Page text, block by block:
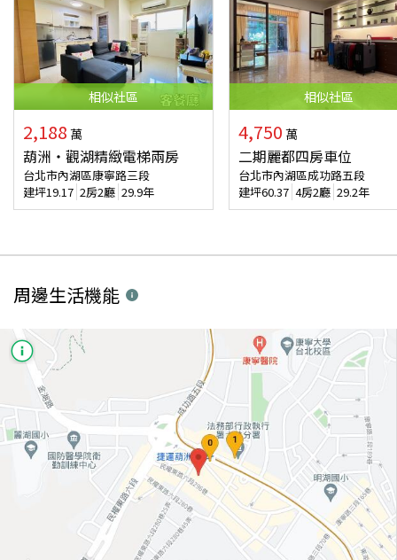
相似社區
2,188 萬
葫洲‧觀湖精緻電梯兩房
台北市內湖區康寧路三段
建坪19.17 2房2廳 29.9年
相似社區
4,750 萬
二期麗都四房車位
台北市內湖區成功路五段
建坪60.37 4房2廳 29.2年
周邊生活機能